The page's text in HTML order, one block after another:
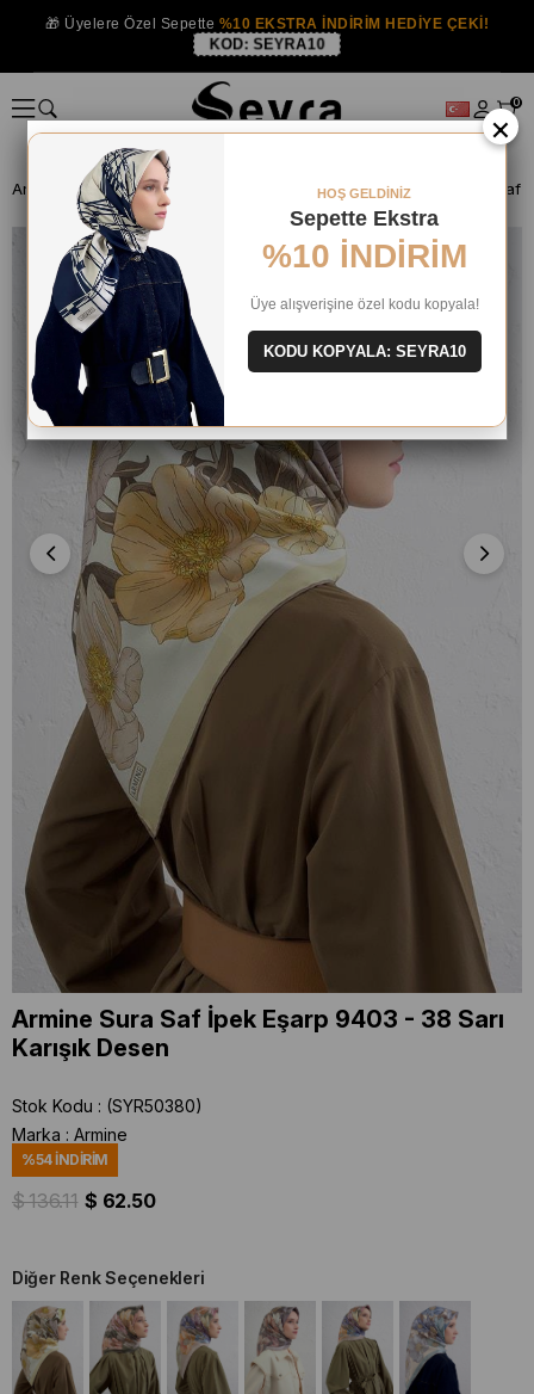
🎁 Üyelere Özel Sepette %10 EKSTRA İNDİRİM HEDİYE ÇEKİ!
KOD: SEYRA10
0
Anasayfa İPEK EŞARP Armine İpek 2025-26 Kış
Armine Sura Saf İpek Eşarp 9403 - 38 Sarı
Karışık Desen
Stok Kodu
(SYR50380)
Marka : Armine
%54İNDIRIM
$ 136.11 $ 62.50
Diğer Renk Seçenekleri
×
HOŞ GELDİNİZ
Sepette Ekstra
%10 İNDİRİM
Üye alışverişine özel kodu kopyala!
KODU KOPYALA: SEYRA10